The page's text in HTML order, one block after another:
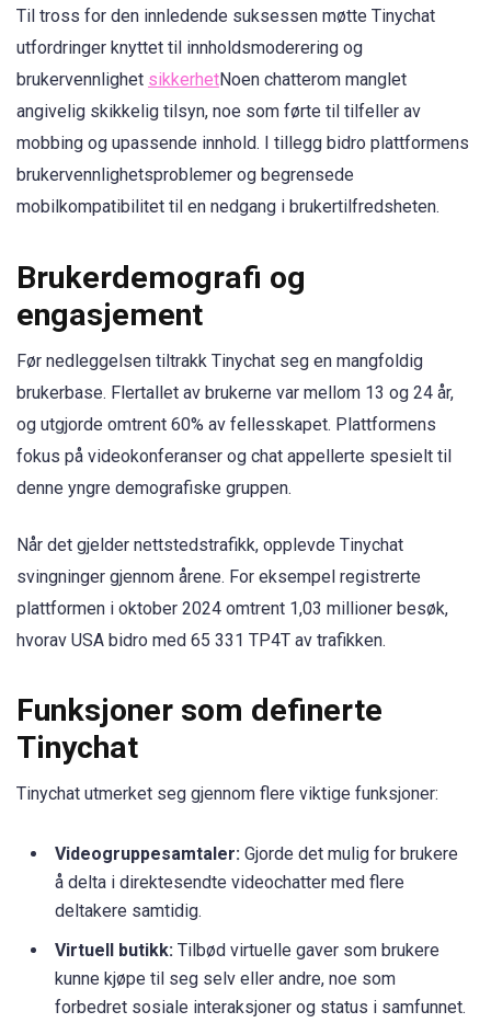
Til tross for den innledende suksessen møtte Tinychat
utfordringer knyttet til innholdsmoderering og
brukervennlighet sikkerhetNoen chatterom manglet
angivelig skikkelig tilsyn, noe som førte til tilfeller av
mobbing og upassende innhold. I tillegg bidro plattformens
brukervennlighetsproblemer og begrensede
mobilkompatibilitet til en nedgang i brukertilfredsheten.
Brukerdemografi og
engasjement
Før nedleggelsen tiltrakk Tinychat seg en mangfoldig
brukerbase. Flertallet av brukerne var mellom 13 og 24 år,
og utgjorde omtrent 60% av fellesskapet. Plattformens
fokus på videokonferanser og chat appellerte spesielt til
denne yngre demografiske gruppen.
Når det gjelder nettstedstrafikk, opplevde Tinychat
svingninger gjennom årene. For eksempel registrerte
plattformen i oktober 2024 omtrent 1,03 millioner besøk,
hvorav USA bidro med 65 331 TP4T av trafikken.
Funksjoner som definerte
Tinychat
Tinychat utmerket seg gjennom flere viktige funksjoner:
Videogruppesamtaler: Gjorde det mulig for brukere
å delta i direktesendte videochatter med flere
deltakere samtidig.
Virtuell butikk: Tilbød virtuelle gaver som brukere
kunne kjøpe til seg selv eller andre, noe som
forbedret sosiale interaksjoner og status i samfunnet.